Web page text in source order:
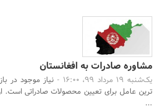
مشاوره صادرات به افغانستان
یک‌شنبه 19 مرداد 99، 16:00 -
نیاز موجود در
ترین عامل برای تعیین محصولات صادراتی است.
...